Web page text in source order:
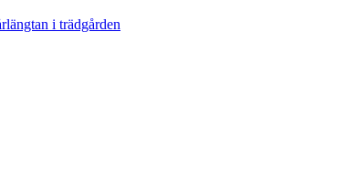
i trädgården